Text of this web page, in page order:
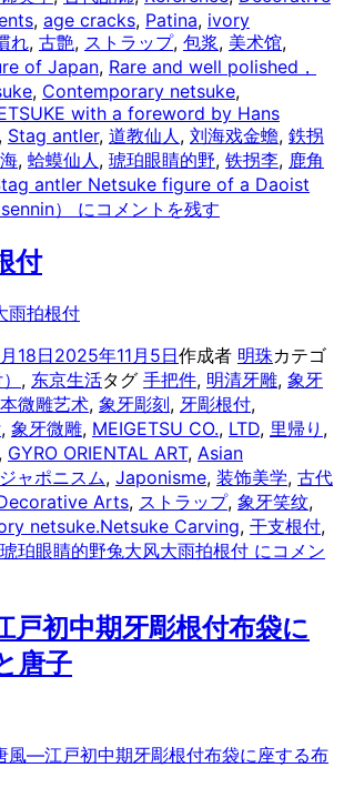
, age cracks, Patina, ivory
れ, 古艶, ストラップ, 包浆, 美术馆,
of Japan, Rare and well polished，
, Contemporary netsuke,
with a foreword by Hans
, Stag antler, 道教仙人, 刘海戏金蟾, 鉄拐
, 蛤蟆仙人, 琥珀眼睛的野, 铁拐李, 鹿角
antler Netsuke figure of a Daoist
） にコメントを残す
付
雨拍根付
18日2025年11月5日作成者 明珠カテゴ
, 东京生活タグ 手把件, 明清牙雕, 象牙
微雕艺术, 象牙彫刻, 牙彫根付,
, 象牙微雕, MEIGETSU CO., LTD, 里帰り ,
, GYRO ORIENTAL ART, Asian
ジャポニスム, Japonisme, 装饰美学, 古代
Arts, ストラップ, 象牙笑纹,
netsuke.Netsuke Carving, 干支根付,
琥珀眼睛的野兔大风大雨拍根付 に コメン
初中期牙彫根付布袋に
唐子
風—江戸初中期牙彫根付布袋に座する布